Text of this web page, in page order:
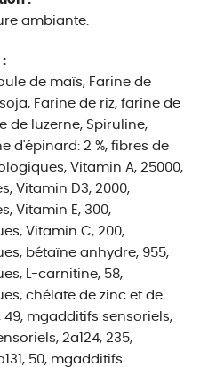
ambiante.
:
de maïs, Farine de
Farine de riz, farine de
de luzerne, Spiruline,
d'épinard: 2 %, fibres de
Vitamin A, 25000,
Vitamin D3, 2000,
Vitamin E, 300,
Vitamin C, 200,
bétaïne anhydre, 955,
L-carnitine, 58,
chélate de zinc et de
mgadditifs sensoriels,
2a124, 235,
50, mgadditifs